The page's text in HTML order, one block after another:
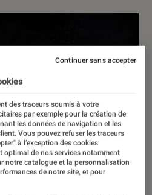
des traceurs soumis à votre
par exemple pour la création de
les données de navigation et les
Vous pouvez refuser les traceurs
à l’exception des cookies
optimal de nos services notamment
notre catalogue et la personnalisation
de notre site, et pour
Continuer sans accepter